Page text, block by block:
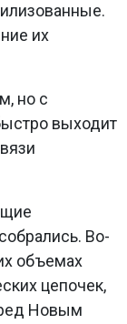
их
но с
выходит
Во-
объемах
цепочек,
Новым